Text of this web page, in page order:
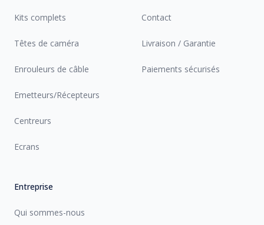
Kits complets
Têtes de caméra
Enrouleurs de câble
Emetteurs/Récepteurs
Centreurs
Ecrans
Entreprise
Qui sommes-nous
Contact
Livraison / Garantie
Paiements sécurisés